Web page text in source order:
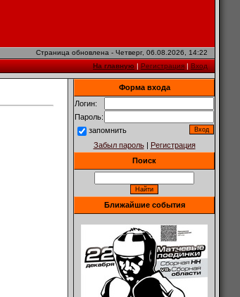
Страница обновлена - Четверг, 06.08.2026, 14:22
На главную|Регистрация|Вход
Форма входа
Логин:
Пароль:
запомнить
Забыл пароль| Регистрация
Поиск
Ближайшие события